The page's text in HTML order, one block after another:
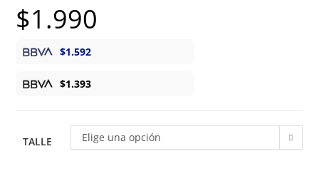
$1.990
$1.592
$1.393
TALLE Elige una opción